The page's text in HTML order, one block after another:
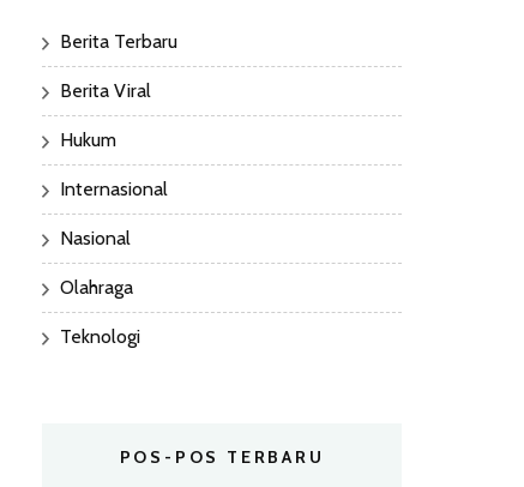
Berita Terbaru
Berita Viral
Hukum
Internasional
Nasional
Olahraga
Teknologi
POS-POS TERBARU